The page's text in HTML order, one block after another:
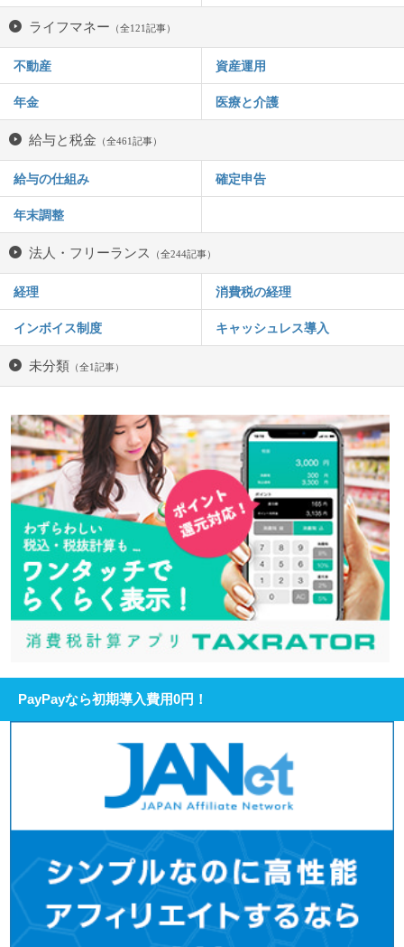
ライフマネー （全121記事）
不動産 資産運用
年金 医療と介護
給与と税金 （全461記事）
給与の仕組み 確定申告
年末調整
法人・フリーランス （全244記事）
経理 消費税の経理
インボイス制度 キャッシュレス導入
未分類 （全1記事）
PayPayなら初期導入費用0円！